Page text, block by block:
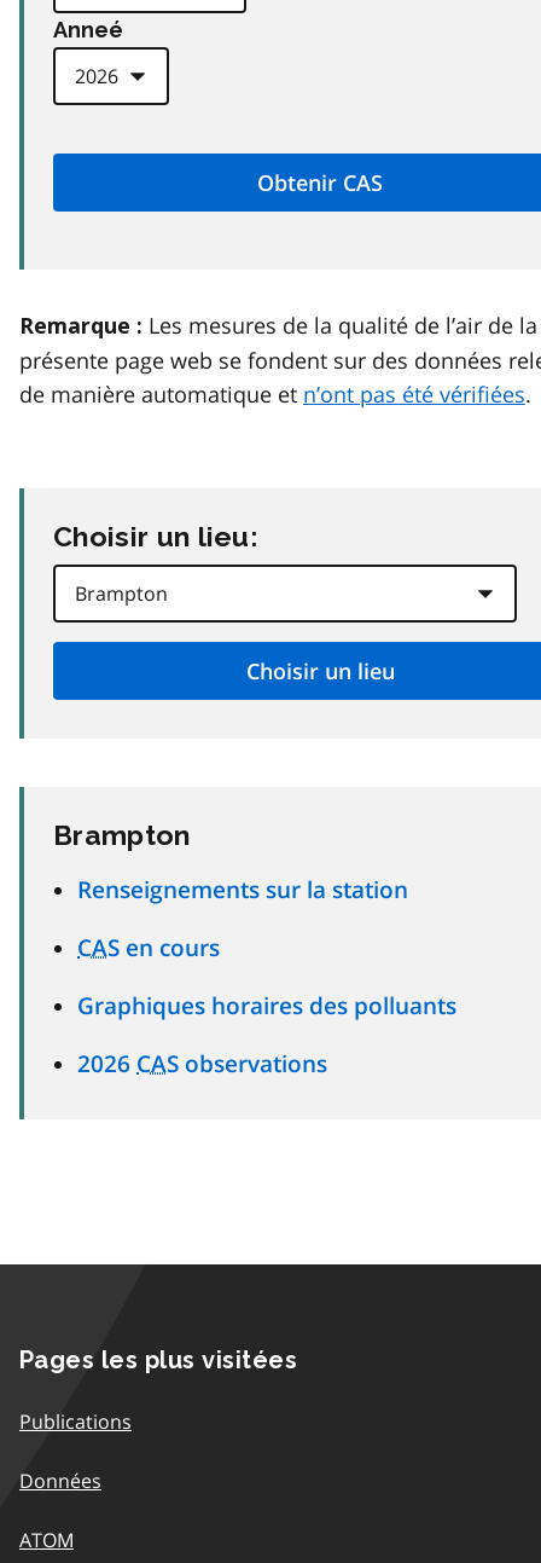
Anneé
Remarque : Les mesures de la qualité de l’air de la
présente page web se fondent sur des données
de manière automatique et n’ont pas été vérifiées.
Choisir un lieu:
Brampton
Renseignements sur la station
CAS en cours
Graphiques horaires des polluants
2026 CAS observations
Pages les plus visitées
Publications
Données
ATOM